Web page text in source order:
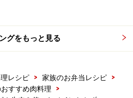
加えて炒める
ぼうとしいたけを加え、全体に
グをもっと見る
レシピ > 家族のお弁当レシピ
>
すすめ肉料理
>